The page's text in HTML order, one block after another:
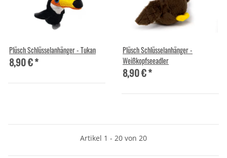
Plüsch Schlüsselanhänger - Tukan
8,90 €*
Plüsch Schlüsselanhänger -
Weißkopfseeadler
8,90 €*
Artikel 1 - 20 von 20